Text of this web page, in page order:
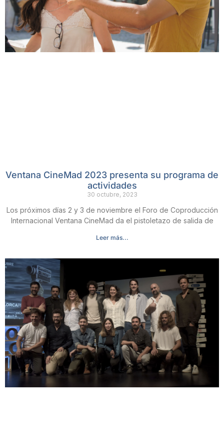
Ventana CineMad 2023 presenta su programa de
actividades
30 octubre, 2023
Los próximos días 2 y 3 de noviembre el Foro de Coproducción
Internacional Ventana CineMad da el pistoletazo de salida de
Leer más...